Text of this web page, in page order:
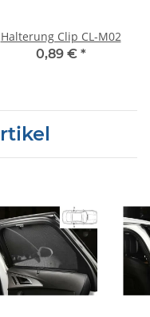
Halterung Clip CL-M02
0,89 € *